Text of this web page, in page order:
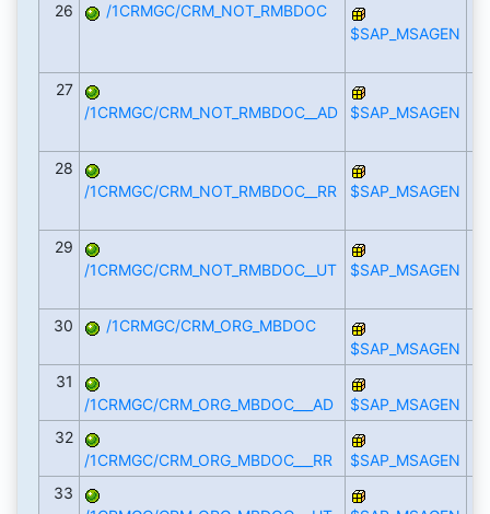
26
/1CRMGC/CRM_NOT_RMBDOC
$SAP_MSAGEN
27
/1CRMGC/CRM_NOT_RMBDOC__AD
$SAP_MSAGEN
28
/1CRMGC/CRM_NOT_RMBDOC__RR
$SAP_MSAGEN
29
/1CRMGC/CRM_NOT_RMBDOC__UT
$SAP_MSAGEN
30
/1CRMGC/CRM_ORG_MBDOC
$SAP_MSAGEN
31
/1CRMGC/CRM_ORG_MBDOC___AD
$SAP_MSAGEN
32
/1CRMGC/CRM_ORG_MBDOC___RR
$SAP_MSAGEN
33